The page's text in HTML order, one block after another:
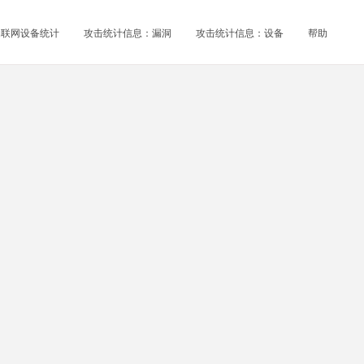
网设备统计 攻击统计信息：漏洞 攻击统计信息：设备 帮助